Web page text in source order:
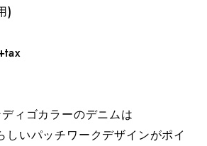
)
ィゴカラーのデニムは
しいパッチワークデザインがポイ